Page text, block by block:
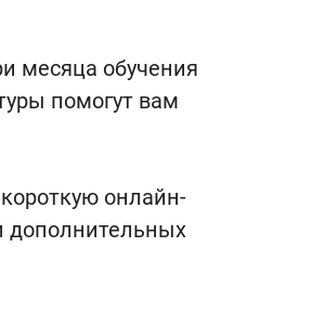
месяца обучения
помогут вам
онлайн-
дополнительных